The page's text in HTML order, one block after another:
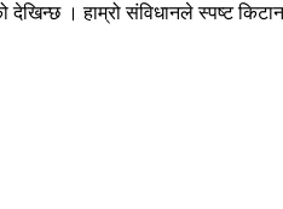
। हाम्रो संविधानले स्पष्ट